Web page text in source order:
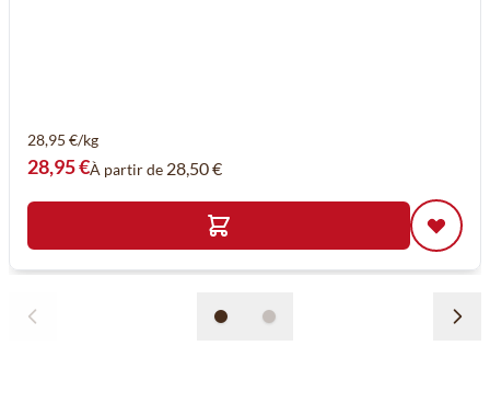
28,95 €/kg
28,95 €À partir de 28,50 €